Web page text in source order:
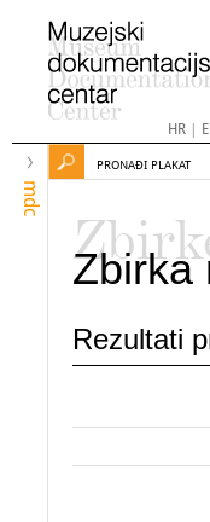
HR|
mdc
PRONAĐI PLAKAT
Zbirka
Rezultati